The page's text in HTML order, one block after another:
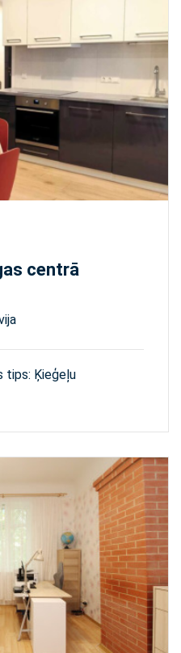
centrā
tips: Ķieģeļu